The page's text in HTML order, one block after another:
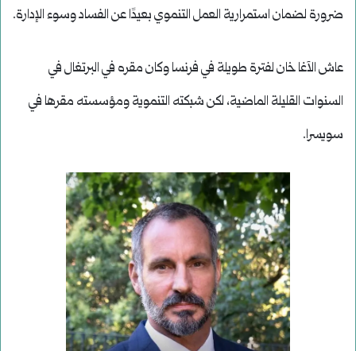
ضرورة لضمان استمرارية العمل التنموي بعيدًا عن الفساد وسوء الإدارة.
عاش الآغا خان لفترة طويلة في فرنسا وكان مقره في البرتغال في
السنوات القليلة الماضية، لكن شبكته التنموية ومؤسسته مقرها في
سويسرا.